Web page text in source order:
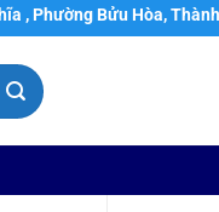
Bửu Hòa, Thành phố